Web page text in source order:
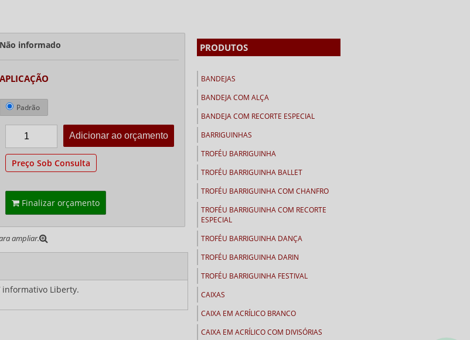
Não informado
APLICAÇÃO
Padrão
Preço Sob Consulta
Finalizar orçamento
ampliar.
informativo Liberty.
PRODUTOS
BANDEJAS
BANDEJA COM ALÇA
BANDEJA COM RECORTE ESPECIAL
BARRIGUINHAS
TROFÉU BARRIGUINHA
TROFÉU BARRIGUINHA BALLET
TROFÉU BARRIGUINHA COM CHANFRO
TROFÉU BARRIGUINHA COM RECORTE
ESPECIAL
TROFÉU BARRIGUINHA DANÇA
TROFÉU BARRIGUINHA DARIN
TROFÉU BARRIGUINHA FESTIVAL
CAIXAS
CAIXA EM ACRÍLICO BRANCO
CAIXA EM ACRÍLICO COM DIVISÓRIAS